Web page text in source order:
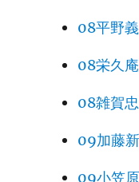
08平野
08栄久
08雑賀
09加藤
09小笠